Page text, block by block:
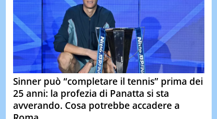
Sinner può “completare il tennis” prima dei
25 anni: la profezia di Panatta si sta
avverando. Cosa potrebbe accadere a